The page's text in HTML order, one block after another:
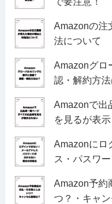
Amazonの注
法について
Amazonグロ
認・解約方法
Amazonで出
を見るが表
Amazonにロ
ス・パスワ
Amazon予約
つ？・キャ